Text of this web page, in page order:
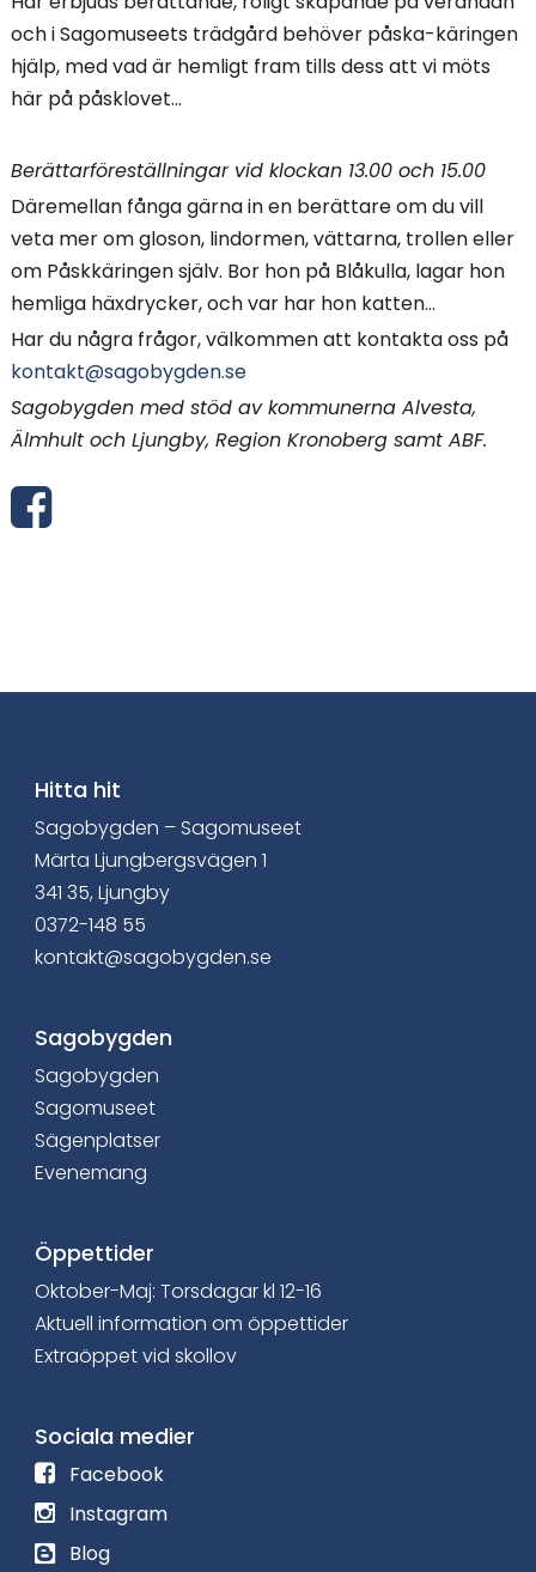
och i Sagomuseets trädgård behöver påska-käringen
hjälp, med vad är hemligt fram tills dess att vi möts
här på påsklovet…
Berättarföreställningar vid klockan 13.00 och 15.00
Däremellan fånga gärna in en berättare om du vill
veta mer om gloson, lindormen, vättarna, trollen eller
om Påskkäringen själv. Bor hon på Blåkulla, lagar hon
hemliga häxdrycker, och var har hon katten…
Har du några frågor, välkommen att kontakta oss på
kontakt@sagobygden.se
Sagobygden med stöd av kommunerna Alvesta,
Älmhult och Ljungby, Region Kronoberg samt ABF.
D
v
a
F
a
c
b
o
o
k
Hitta hit
Sagobygden – Sagomuseet
Märta Ljungbergsvägen 1
341 35, Ljungby
0372-148 55
kontakt@sagobygden.se
Sagobygden
Sagobygden
Sagomuseet
Sägenplatser
Evenemang
Öppettider
Oktober-Maj: Torsdagar kl 12-16
Aktuell information om öppettider
Extraöppet vid skollov
Sociala medier
F
ö
l
Facebook
F
ö
Instagram
L
Blog